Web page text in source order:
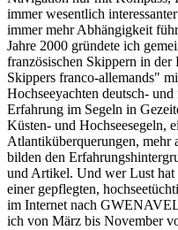
immer wesentlich
immer mehr Abhängigkeit
Jahre 2000 gründete ich
französischen Skippern in
Skippers franco-allemands"
Hochseeyachten deutsch-
Erfahrung im Segeln in
Küsten- und Hochseesegeln,
Atlantiküberquerungen, mehr
bilden den
und Artikel. Und wer Lust hat
einer gepflegten,
im Internet nach
ich von März bis November